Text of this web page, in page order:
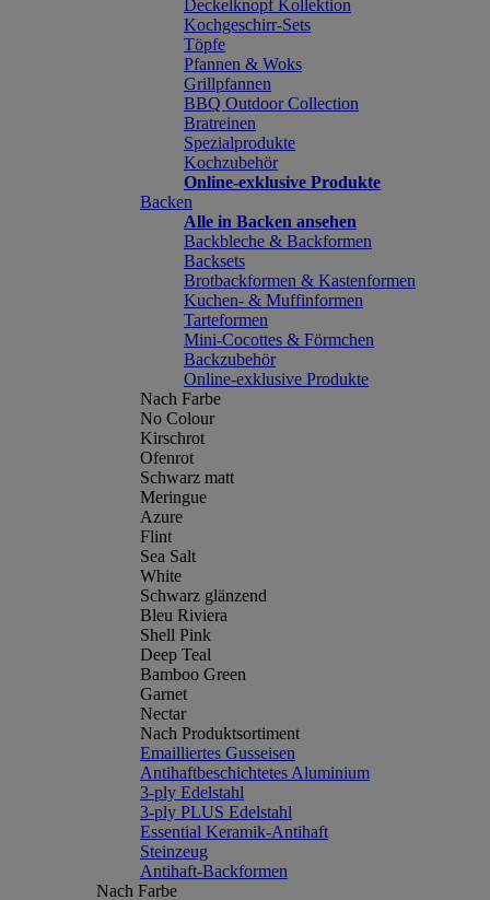
Deckelknopf Kollektion
Kochgeschirr-Sets
Töpfe
Pfannen & Woks
Grillpfannen
BBQ Outdoor Collection
Bratreinen
Spezialprodukte
Kochzubehör
Online-exklusive Produkte
Backen
Alle in Backen ansehen
Backbleche & Backformen
Backsets
Brotbackformen & Kastenformen
Kuchen- & Muffinformen
Tarteformen
Mini-Cocottes & Förmchen
Backzubehör
Online-exklusive Produkte
Nach Farbe
No Colour
Kirschrot
Ofenrot
Schwarz matt
Meringue
Azure
Flint
Sea Salt
White
Schwarz glänzend
Bleu Riviera
Shell Pink
Deep Teal
Bamboo Green
Garnet
Nectar
Nach Produktsortiment
Emailliertes Gusseisen
Antihaftbeschichtetes Aluminium
3-ply Edelstahl
3-ply PLUS Edelstahl
Essential Keramik-Antihaft
Steinzeug
Antihaft-Backformen
Nach Farbe